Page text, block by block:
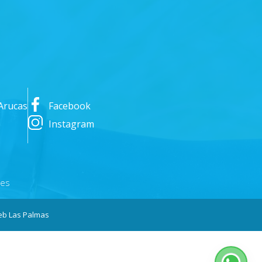
Facebook
Instagram
Las Palmas